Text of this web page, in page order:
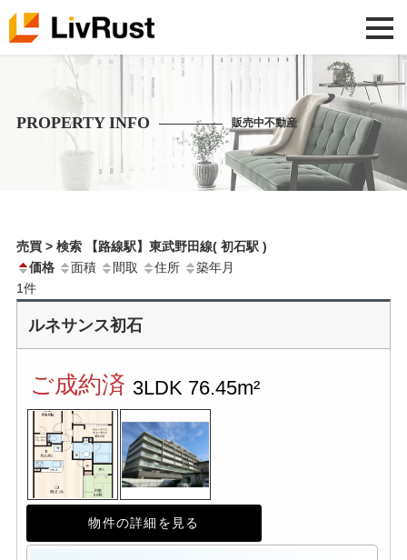
PROPERTY INFO 販売中不動産
売買 > 検索 【路線駅】東武野田線( 初石駅 )
価格
面積 間取 住所
築年月
1件
ルネサンス初石
ご成約済 3LDK 76.45m²
物件の詳細を見る